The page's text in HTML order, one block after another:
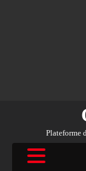
Plateforme